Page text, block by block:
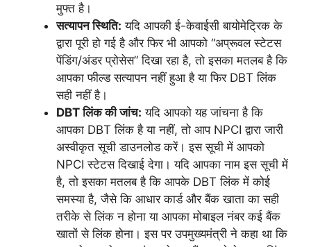
मुफ्त है।
सत्यापन स्थिति: यदि आपकी ई-केवाईसी बायोमेट्रिक के
द्वारा पूरी हो गई है और फिर भी आपको “अप्रूवल स्टेटस
पेंडिंग/अंडर प्रोसेस” दिखा रहा है, तो इसका मतलब है कि
आपका फील्ड सत्यापन नहीं हुआ है या फिर DBT लिंक
सही नहीं है।
DBT लिंक की जांच: यदि आपको यह जांचना है कि
आपका DBT लिंक है या नहीं, तो आप NPCI द्वारा जारी
अस्वीकृत सूची डाउनलोड करें। इस सूची में आपको
NPCI स्टेटस दिखाई देगा। यदि आपका नाम इस सूची में
है, तो इसका मतलब है कि आपके DBT लिंक में कोई
समस्या है, जैसे कि आधार कार्ड और बैंक खाता का सही
तरीके से लिंक न होना या आपका मोबाइल नंबर कई बैंक
खातों से लिंक होना। इस पर उपमुख्यमंत्री ने कहा था कि